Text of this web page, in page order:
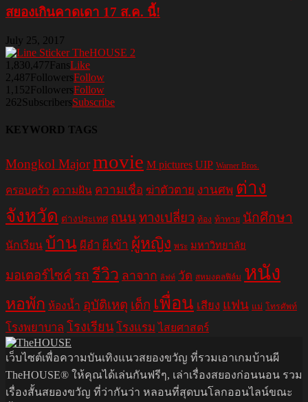
สยองเกินคาดเดา 17 ส.ค. นี้!
July 25, 2017
1,830,477FansLike
2,487FollowersFollow
1,152FollowersFollow
262SubscribersSubscribe
KEYWORD TAGS
Mongkol Majormovie M pictures UIP Warner Bros.
ครอบครัว ความฝัน ความเชื่อ ฆ่าตัวตาย งานศพ ต่าง
จังหวัด ต่างประเทศ ถนนทางเปลี่ยว ท้อง ท้าทาย นักศึกษา
นักเรียน บ้าน ผีอำ ผีเข้า ผู้หญิง พระ มหาวิทยาลัย
มอเตอร์ไซค์ รถ รีวิว ลาจาก ลิฟท์ วัด สหมงคลฟิล์ม หนัง
หอพัก ห้องน้ำ อุบัติเหตุ เด็ก เพื่อน เสียง แฟน แม่ โทรศัพท์
โรงพยาบาล โรงเรียน โรงแรม ไสยศาสตร์
เว็บไซต์เพื่อความบันเทิงแนวสยองขวัญ ที่รวมเอาเกมบ้านผี
TheHOUSE® ให้คุณได้เล่นกันฟรีๆ, เล่าเรื่องสยองก่อนนอน รวม
เรื่องสั้นสยองขวัญ ที่ว่ากันว่า หลอนที่สุดบนโลกออนไลน์ขณะ